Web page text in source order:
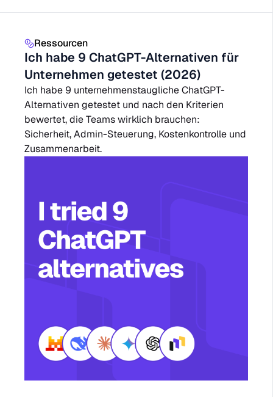
Ressourcen
Ich habe 9 ChatGPT-Alternativen für
Unternehmen getestet (2026)
Ich habe 9 unternehmenstaugliche ChatGPT-
Alternativen getestet und nach den Kriterien
bewertet, die Teams wirklich brauchen:
Sicherheit, Admin-Steuerung, Kostenkontrolle und
Zusammenarbeit.